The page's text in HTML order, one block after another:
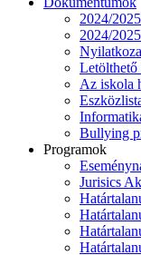
2024/
2024/
Letölthető
Az iskola
Bullying
Programok
Jurisics